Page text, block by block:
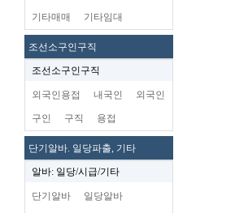
기타매매 기타임대
조선소구인구직
조선소구인구직
외국인용접 내국인 외국인
구인 구직 용접
단기알바. 일당파출, 기타
알바: 일당/시급/기타
단기알바 일당알바